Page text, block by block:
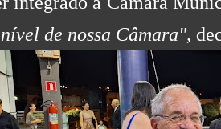
de nossa Câmara",